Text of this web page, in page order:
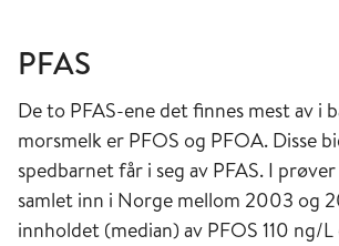
PFAS
De to PFAS-ene det finnes mest av i
morsmelk er PFOS og PFOA. Disse
spedbarnet får i seg av PFAS. I
samlet inn i Norge mellom 2003 og
innholdet (median) av PFOS 110 ng/